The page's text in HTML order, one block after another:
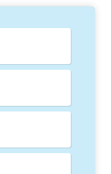
undesayuno
comedor
deliciosas
tres
principal